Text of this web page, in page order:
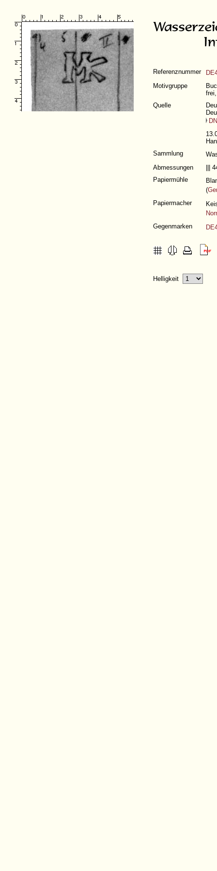
Referenznummer
Motivgruppe
Quelle
Sammlung
Abmessungen
|||
Papiermühle
(
Papiermacher
Gegenmarken
Helligkeit